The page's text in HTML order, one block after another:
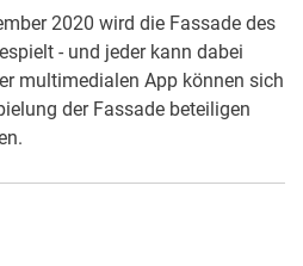
2020 wird die Fassade des
- und jeder kann dabei
multimedialen App können sich
der Fassade beteiligen